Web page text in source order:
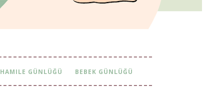
HAMILE GÜNLÜĞÜ BEBEK GÜNLÜĞÜ